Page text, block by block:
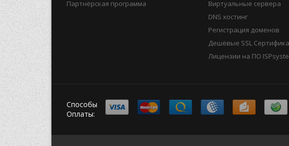
Партнёрская программа
Виртуальные сервера
DNS хостинг
Регистрация доменов
Дешёвые SSL
Лицензии на ПО
Способы
Оплаты: